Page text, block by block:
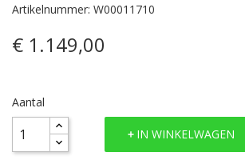
Artikelnummer: W00011710
€ 1.149,00
Aantal
IN WINKELWAGEN